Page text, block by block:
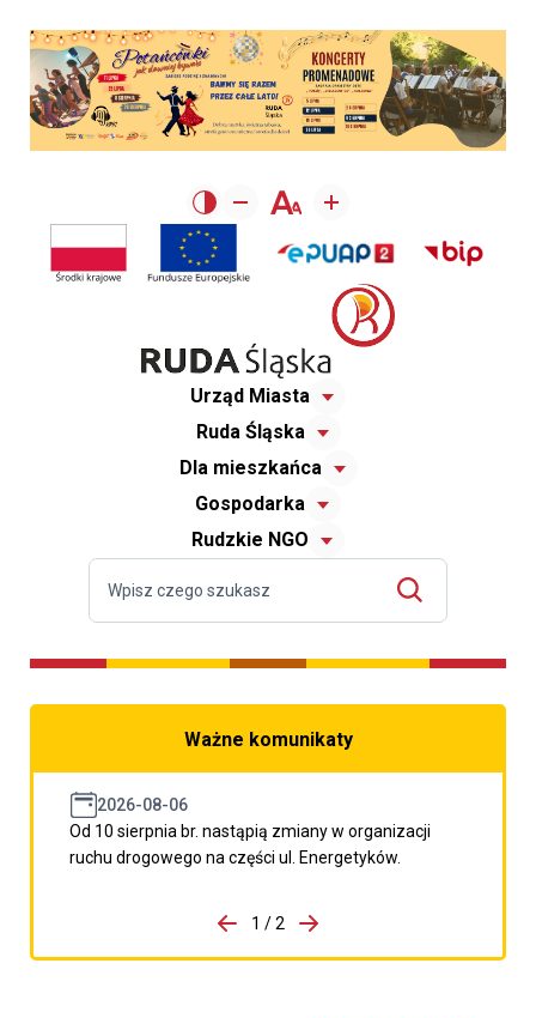
Urząd Miasta
Ruda Śląska
Dla mieszkańca
Gospodarka
Rudzkie NGO
Ważne komunikaty
2026-08-06
Od 10 sierpnia br. nastąpią zmiany w organizacji
ruchu drogowego na części ul. Energetyków.
porzpedniego komunikatu
1 / 2
Przejdź do następnego